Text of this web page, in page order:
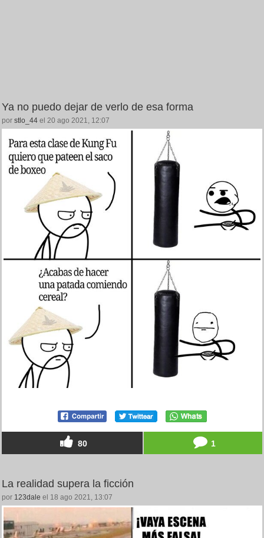
Ya no puedo dejar de verlo de esa forma
por stlo_44 el 20 ago 2021, 12:07
80 1
La realidad supera la ficción
por 123dale el 18 ago 2021, 13:07